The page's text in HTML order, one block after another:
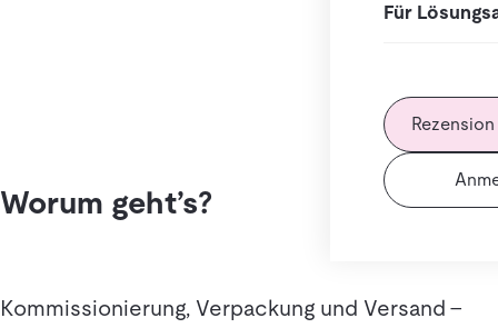
Für
Worum geht’s?
Kommissionierung, Verpackung und Versand –